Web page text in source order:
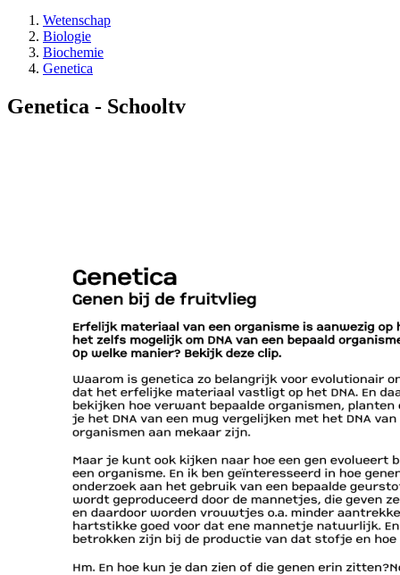
Wetenschap
Biologie
Biochemie
Genetica
Genetica - Schooltv